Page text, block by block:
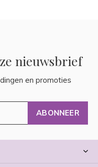
nieuwsbrief
en promoties
ABONNEER